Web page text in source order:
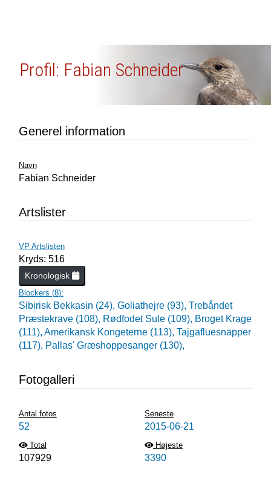
Profil: Fabian Schneider
Generel information
Navn
Fabian Schneider
Artslister
VP Artslisten
Kryds: 516
Kronologisk
Blockers (8):
Sibirisk Bekkasin (24), Goliathejre (93), Trebåndet
Præstekrave (108), Rødfodet Sule (109), Broget Krage
(111), Amerikansk Kongeterne (113), Tajgafluesnapper
(117), Pallas' Græshoppesanger (130),
Fotogalleri
Antal fotos
52
Seneste
2015-06-21
Total
107929
Højeste
3390